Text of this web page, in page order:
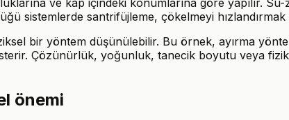
sistemlerde santrifüjleme, çökelmeyi hızlandırmak
bir yöntem düşünülebilir. Bu örnek, ayırma
Çözünürlük, yoğunluk, tanecik boyutu veya
önemi